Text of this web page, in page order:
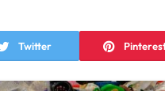
Twitter